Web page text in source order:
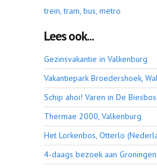
trein, tram, bus, metro
Lees ook...
Gezinsvakantie in Valkenburg
Vakantiepark Broedershoek,
Schip ahoi! Varen in De
Thermae 2000, Valkenburg
Het Lorkenbos, Otterlo
4-daags bezoek aan Groningen